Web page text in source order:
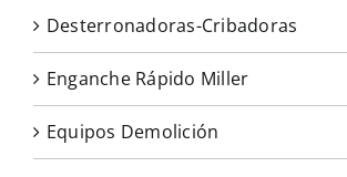
Desterronadoras-Cribadoras
Enganche Rápido Miller
Equipos Demolición